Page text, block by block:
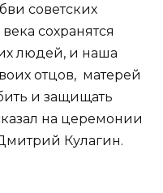
советских
сохранятся
людей, и наша
отцов, матерей
и защищать
на церемонии
Кулагин.